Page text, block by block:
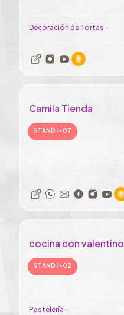
Decoración de Tortas -
Camila Tienda
STAND J-07
cocina con valentino
STAND J-02
Pastelería -